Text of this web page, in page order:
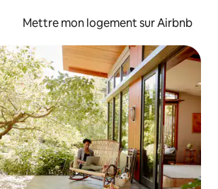
Mettre mon logement sur Airbnb